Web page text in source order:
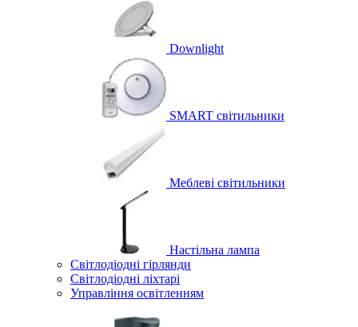
Downlight
SMART світильники
Меблеві світильники
Настільна лампа
Світлодіодні гірлянди
Світлодіодні ліхтарі
Управління освітленням